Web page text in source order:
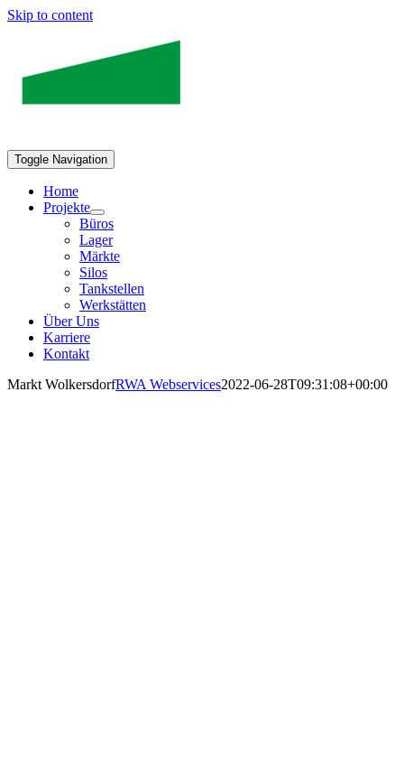
Skip to content
Toggle Navigation
Home
Projekte
Büros
Lager
Märkte
Silos
Tankstellen
Werkstätten
Über Uns
Karriere
Kontakt
Markt WolkersdorfRWA Webservices2022-06-28T09:31:08+00:00